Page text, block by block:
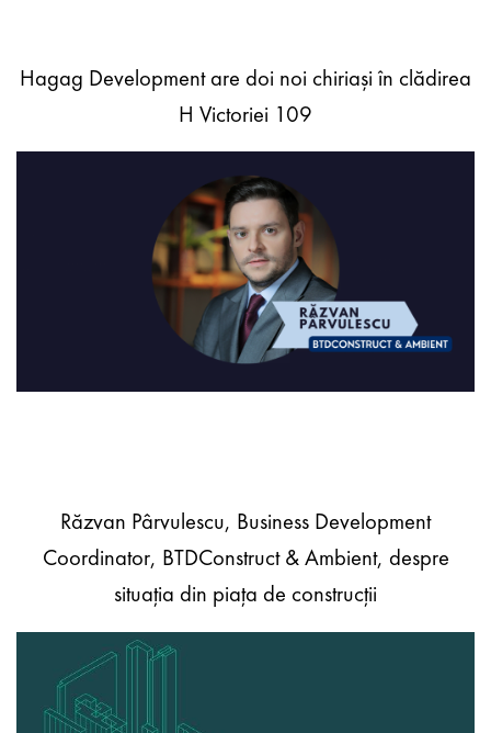
Hagag Development are doi noi chiriași în clădirea
H Victoriei 109
Răzvan Pârvulescu, Business Development
Coordinator, BTDConstruct & Ambient, despre
situația din piața de construcții